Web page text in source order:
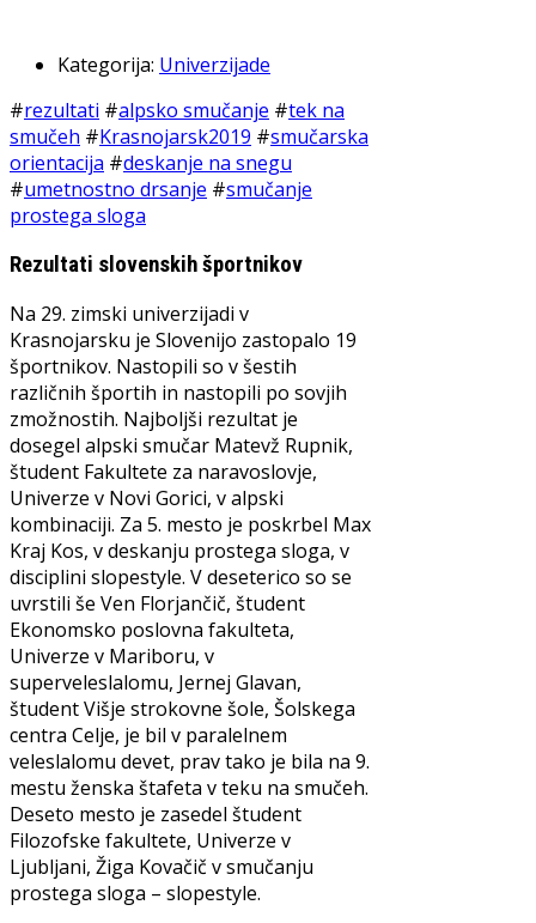
Kategorija: Univerzijade
#rezultati #alpsko smučanje #tek na
smučeh #Krasnojarsk2019 #smučarska
orientacija #deskanje na snegu
#umetnostno drsanje #smučanje
prostega sloga
Rezultati slovenskih športnikov
Na 29. zimski univerzijadi v
Krasnojarsku je Slovenijo zastopalo 19
športnikov. Nastopili so v šestih
različnih športih in nastopili po sovjih
zmožnostih. Najboljši rezultat je
dosegel alpski smučar Matevž Rupnik,
študent Fakultete za naravoslovje,
Univerze v Novi Gorici, v alpski
kombinaciji. Za 5. mesto je poskrbel Max
Kraj Kos, v deskanju prostega sloga, v
disciplini slopestyle. V deseterico so se
uvrstili še Ven Florjančič, študent
Ekonomsko poslovna fakulteta,
Univerze v Mariboru, v
superveleslalomu, Jernej Glavan,
študent Višje strokovne šole, Šolskega
centra Celje, je bil v paralelnem
veleslalomu devet, prav tako je bila na 9.
mestu ženska štafeta v teku na smučeh.
Deseto mesto je zasedel študent
Filozofske fakultete, Univerze v
Ljubljani, Žiga Kovačič v smučanju
prostega sloga – slopestyle.